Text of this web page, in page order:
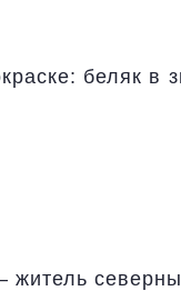
беляк в
житель